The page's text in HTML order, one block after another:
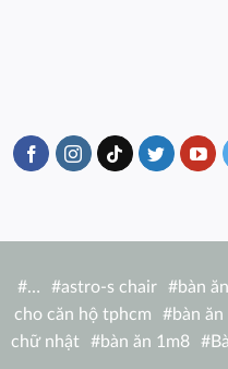
#… #astro-s chair #bàn
cho căn hộ tphcm
#bàn ăn
chữ nhật
#bàn ăn 1m8 #